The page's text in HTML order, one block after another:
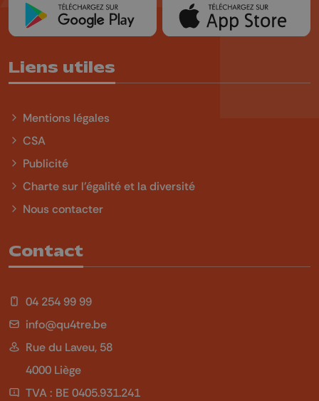
Liens utiles
Mentions légales
CSA
Publicité
Charte sur l'égalité et la diversité
Nous contacter
Contact
04 254 99 99
info@qu4tre.be
Rue du Laveu, 58
4000 Liège
TVA : BE 0405.931.241